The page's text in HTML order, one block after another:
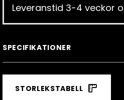
Leveranstid 3-4 veckor
SPECIFIKATIONER
STORLEKSTABELL